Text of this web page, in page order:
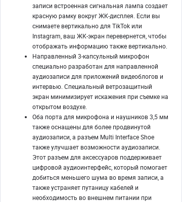
записи встроенная сигнальная лампа создает
красную рамку вокруг ЖК-дисплея. Если вы
снимаете вертикально для TikTok или
Instagram, ваш ЖК-экран перевернется, чтобы
отображать информацию также вертикально.
Направленный 3-капсульный микрофон
специально разработан для направленной
аудиозаписи для приложений видеоблогов и
интервью. Специальный ветрозащитный
экран минимизирует искажения при съемке на
открытом воздухе.
Оба порта для микрофона и наушников 3,5 мм
также оснащены для более продвинутой
аудиозаписи, а разъем Multi Interface Shoe
также улучшает возможности аудиозаписи.
Этот разъем для аксессуаров поддерживает
цифровой аудиоинтерфейс, который помогает
добиться меньшего шума во время записи, а
также устраняет путаницу кабелей и
необходимость во внешнем питании при